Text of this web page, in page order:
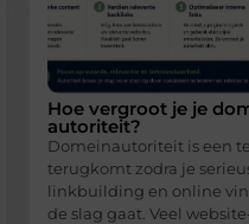
Hoe vergroot je je
autoriteit?
Domeinautoriteit is een
terugkomt zodra je
linkbuilding en online
de slag gaat. Veel